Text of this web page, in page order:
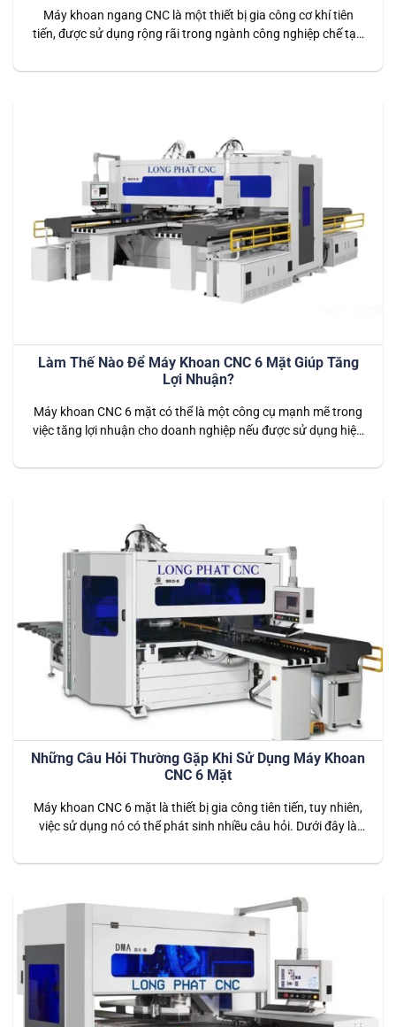
Máy khoan ngang CNC là một thiết bị gia công cơ khí tiên
tiến, được sử dụng rộng rãi trong ngành công nghiệp chế tạo
kế máy khoan ngang mang lại sự chính xác cao, hiệu suất
Làm Thế Nào Để Máy Khoan CNC 6 Mặt Giúp Tăng
Lợi Nhuận?
Máy khoan CNC 6 mặt có thể là một công cụ mạnh mẽ trong
việc tăng lợi nhuận cho doanh nghiệp nếu được sử dụng hiệu
thể giúp cải thiện lợi nhuận: 1. Tăng Cường Hiệu Suất Sản
Những Câu Hỏi Thường Gặp Khi Sử Dụng Máy Khoan
CNC 6 Mặt
Máy khoan CNC 6 mặt là thiết bị gia công tiên tiến, tuy nhiên,
việc sử dụng nó có thể phát sinh nhiều câu hỏi. Dưới đây là
bạn nắm rõ hơn về việc vận hành và bảo trì thiết bị….